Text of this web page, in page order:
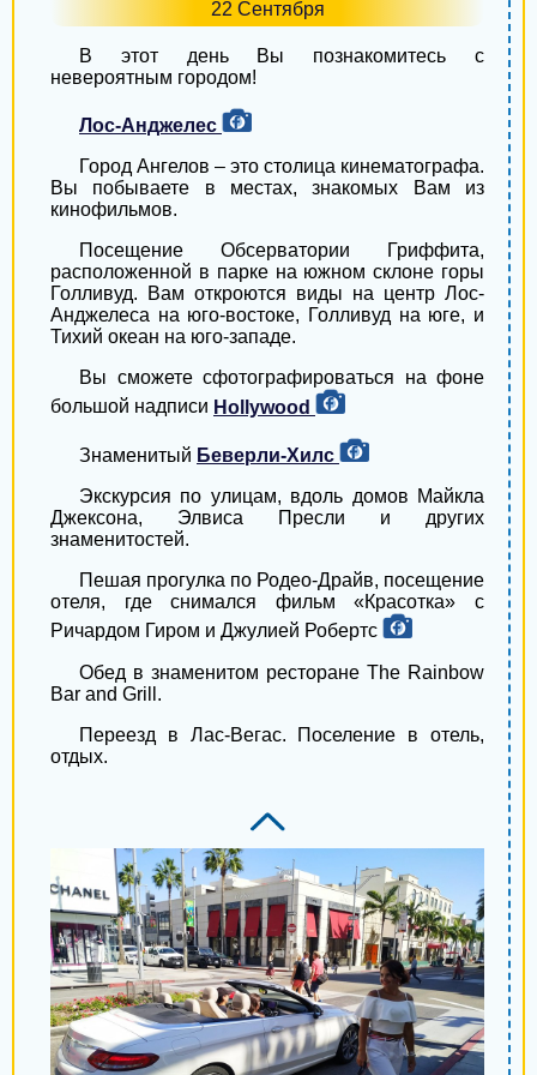
Бердичев
Шостка
Бровары
Мукачево
Дрогобыч
Нежин
Новомосковск
Червоноград
Первомайск
Калуш
Стрый
Коломыя
Новоград-Волынский
Энергодар
Изюм
22 Сентября
В этот день Вы познакомитесь с
невероятным городом!
Лос-Анджелес
Город Ангелов – это столица кинематографа.
Вы побываете в местах, знакомых Вам из
кинофильмов.
Посещение Обсерватории Гриффита,
расположенной в парке на южном склоне горы
Голливуд. Вам откроются виды на центр Лос-
Анджелеса на юго-востоке, Голливуд на юге, и
Тихий океан на юго-западе.
Вы сможете сфотографироваться на фоне
большой надписи Hollywood
Знаменитый Беверли-Хилс
Экскурсия по улицам, вдоль домов Майкла
Джексона, Элвиса Пресли и других
знаменитостей.
Пешая прогулка по Родео-Драйв, посещение
отеля, где снимался фильм «Красотка» с
Ричардом Гиром и Джулией Робертс
Обед в знаменитом ресторане The Rainbow
Bar and Grill.
Переезд в Лас-Вегас. Поселение в отель,
отдых.